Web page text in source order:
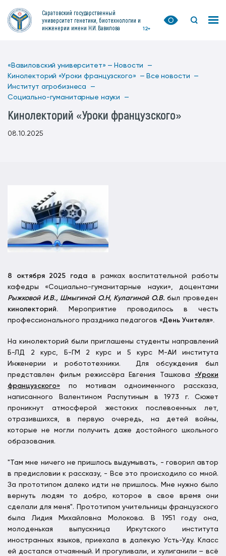
Саратовский государственный
университет генетики, биотехнологии и
инженерии имени Н.И. Вавилова
12+
«Вавиловский университет» — Новости —
Кинолекторий «Уроки французского» — Все новости —
Институт агробизнеса —
Социально-гуманитарные науки —
Кинолекторий «Уроки французского»
08.10.2025
8 октября 2025 года в рамках воспитательной работы
кафедры «Социально-гуманитарные науки», доцентами
Рыжковой И.В., Шмыгиной О.Н, Кулагиной О.В. был проведен
кинолекторий.
Мероприятие проводилось в честь
профессионального праздника педагогов «День Учителя».
На кинолекторий были приглашены студенты направлений
Б-ЛД 2 курс, Б-ГМ 2 курс и 5 курс М-АИ института
Инженерии и робототехники. Для обсуждения был
представлен фильм режиссёра Евгения Ташкова «Уроки
французского» по мотивам одноименного рассказа,
написанного Валентином Распутиным в 1973 г. Сюжет
проникнут атмосферой жестоких послевоенных лет,
отразившихся, в первую очередь, на детей войны,
которые не могли получить даже достойного школьного
образования.
"Там мне ничего не пришлось выдумывать, - говорил автор
в предисловии к рассказу, - Все это происходило со мной.
За прототипом далеко идти не пришлось. Мне нужно было
вернуть людям то добро, которое в свое время они
сделали для меня". Прототипом учительницы французского
была Лидия Михайловна Молокова. В 1951 году она,
молоденькая выпускница Иркутского института
иностранных языков, приехала в далекую Усть-Уду. Класс
ей достался отчаянный. И прогуливали, и хулиганили – всё